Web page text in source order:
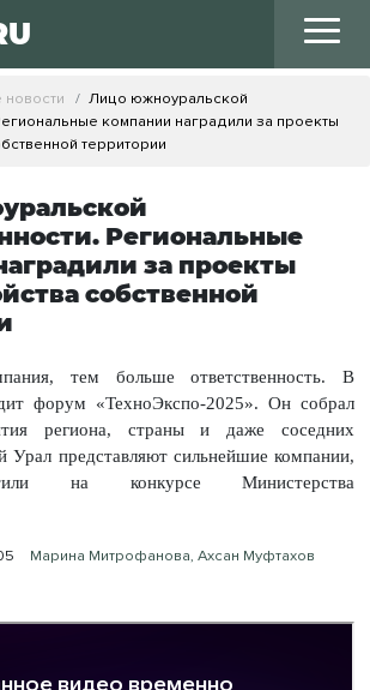
новости
Лицо южноуральской
компании наградили за проекты
территории
Региональные
за проекты
собственной
тем больше ответственность. В
форум «ТехноЭкспо-2025». Он собрал
региона, страны и даже соседних
Урал представляют сильнейшие компании,
на конкурсе Министерства
Марина Митрофанова, Ахсан Муфтахов